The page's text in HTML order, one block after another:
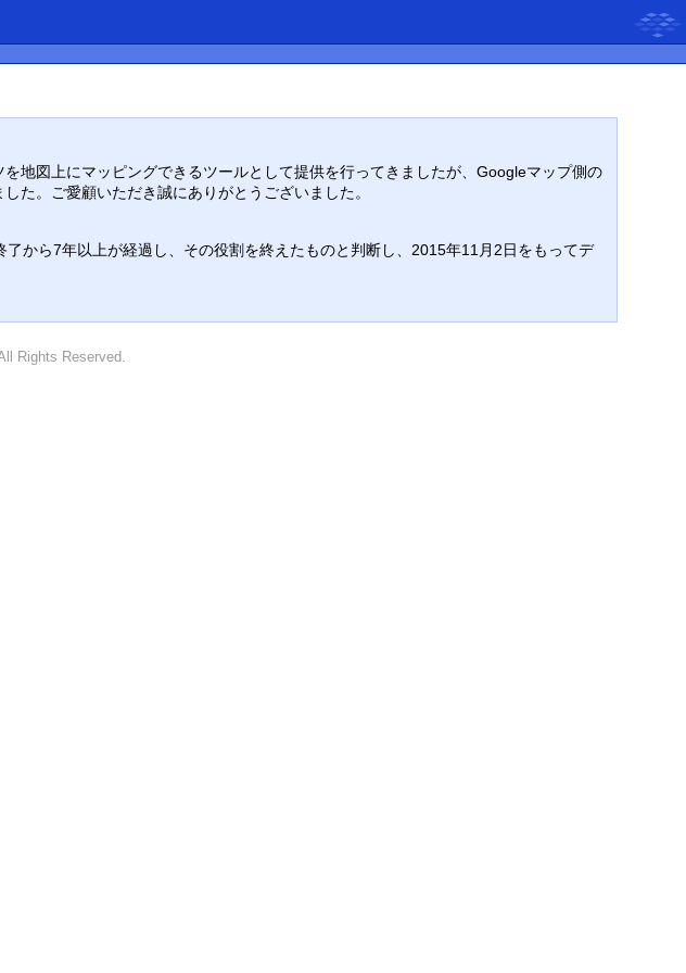
地図上にマッピングできるツールとして提供を行ってきましたが、Googleマップ側の
た。ご愛顧いただき誠にありがとうございました。
から7年以上が経過し、その役割を終えたものと判断し、2015年11月2日をもってデ
Rights Reserved.